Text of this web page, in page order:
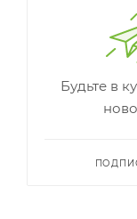
Будьте в